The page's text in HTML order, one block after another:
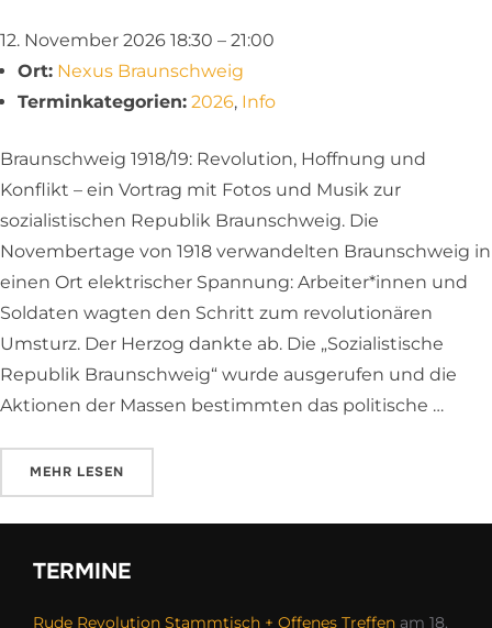
12. November 2026 18:30 – 21:00
Ort: Nexus Braunschweig
Terminkategorien: 2026, Info
Braunschweig 1918/19: Revolution, Hoffnung und
Konflikt – ein Vortrag mit Fotos und Musik zur
sozialistischen Republik Braunschweig. Die
Novembertage von 1918 verwandelten Braunschweig in
einen Ort elektrischer Spannung: Arbeiter*innen und
Soldaten wagten den Schritt zum revolutionären
Umsturz. Der Herzog dankte ab. Die „Sozialistische
Republik Braunschweig“ wurde ausgerufen und die
Aktionen der Massen bestimmten das politische …
MEHR ÜBER „DIE ROTE FAHNE ÜBER DEM SCHLOSS –
LESEN
TERMINE
Rude Revolution Stammtisch + Offenes Treffen am 18.